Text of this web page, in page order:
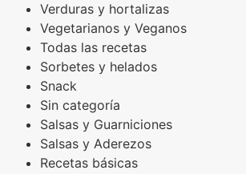
Verduras y hortalizas
Vegetarianos y Veganos
Todas las recetas
Sorbetes y helados
Snack
Sin categoría
Salsas y Guarniciones
Salsas y Aderezos
Recetas básicas